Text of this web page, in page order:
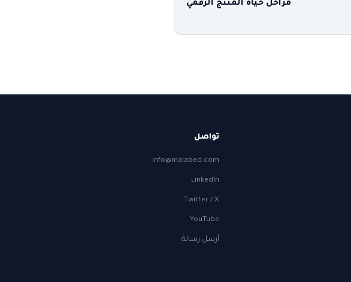
مراحل حياة المنتج الرقمي
تواصل
info@malabed.com
LinkedIn
Twitter / X
YouTube
أرسل رسالة